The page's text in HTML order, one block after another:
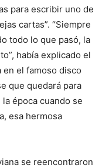
para escribir uno de
cartas”. “Siempre
todo lo que pasó, la
había explicado el
el famoso disco
que quedará para
época cuando se
esa hermosa
se reencontraron